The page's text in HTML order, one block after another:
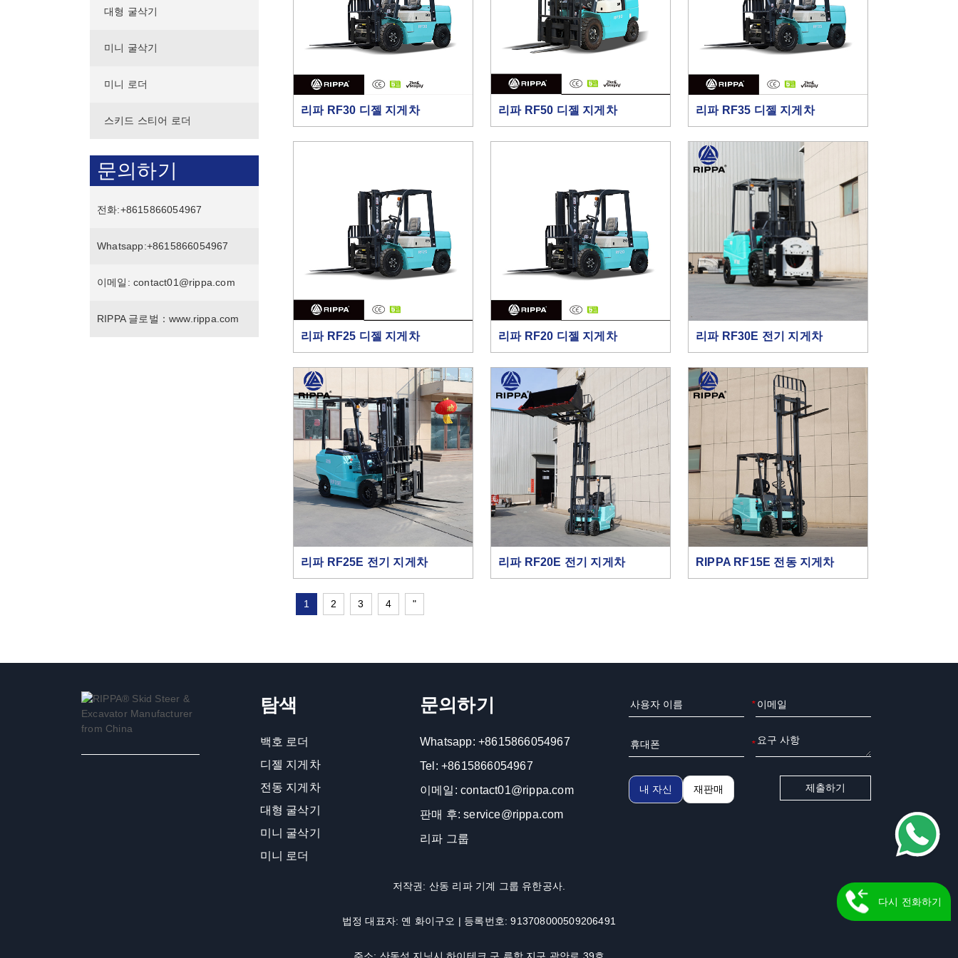
대형 굴삭기
미니 굴삭기
미니 로더
스키드 스티어 로더
문의하기
전화:+8615866054967
Whatsapp:+8615866054967
이메일: contact01@rippa.com
RIPPA 글로벌： www.rippa.com
리파 RF30 디젤 지게차 리파 RF50 디젤 지게차 리파 RF35 디젤 지게차
리파 RF25 디젤 지게차 리파 RF20 디젤 지게차 리파 RF30E 전기 지게차
리파 RF25E 전기 지게차 리파 RF20E 전기 지게차 RIPPA RF15E 전동 지게차
1 2 3 4 "
탐색
백호 로더
디젤 지게차
전동 지게차
대형 굴삭기
미니 굴삭기
미니 로더
문의하기
Whatsapp: +8615866054967
Tel: +8615866054967
이메일: contact01@rippa.com
판매 후:service@rippa.com
리파 그룹
*
*
내 자신 재판매 제출하기
저작권: 산동 리파 기계 그룹 유한공사.
법정 대표자: 옌 화이구오 | 등록번호: 913708000509206491
다시 전화하기